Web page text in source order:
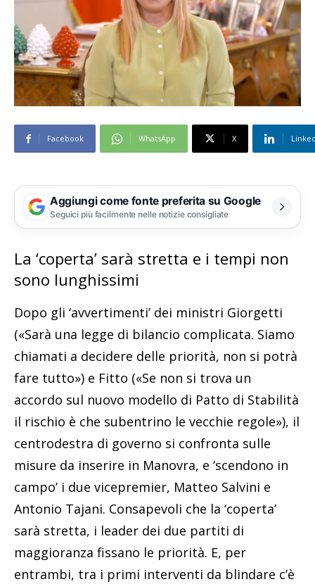
Facebook WhatsApp X
Aggiungi come fonte preferita su Google
Seguici più facilmente nelle notizie consigliate
La ‘coperta’ sarà stretta e i tempi non
sono lunghissimi
Dopo gli ‘avvertimenti’ dei ministri Giorgetti
(«Sarà una legge di bilancio complicata. Siamo
chiamati a decidere delle priorità, non si potrà
fare tutto») e Fitto («Se non si trova un
accordo sul nuovo modello di Patto di Stabilità
il rischio è che subentrino le vecchie regole»), il
centrodestra di governo si confronta sulle
misure da inserire in Manovra, e ‘scendono in
campo’ i due vicepremier, Matteo Salvini e
Antonio Tajani. Consapevoli che la ‘coperta’
sarà stretta, i leader dei due partiti di
maggioranza fissano le priorità. E, per
entrambi, tra i primi interventi da blindare c’è